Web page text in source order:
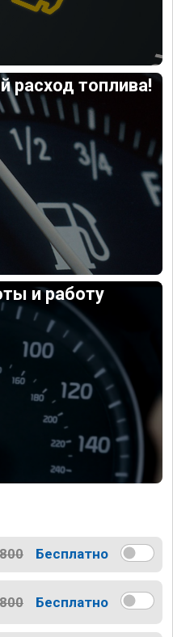
расход топлива!
и работу
Бесплатно
Бесплатно